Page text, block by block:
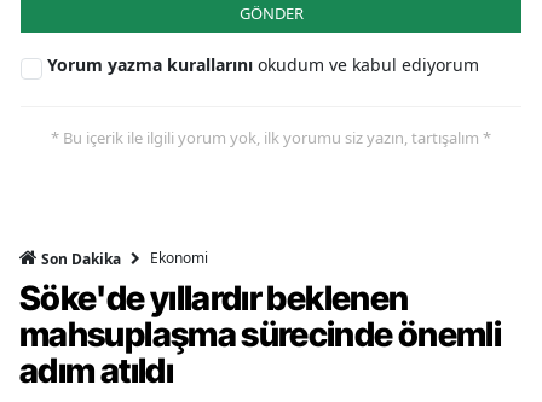
GÖNDER
Yorum yazma kurallarını okudum ve kabul ediyorum
* Bu içerik ile ilgili yorum yok, ilk yorumu siz yazın, tartışalım *
Son Dakika Ekonomi
Söke'de yıllardır beklenen
mahsuplaşma sürecinde önemli
adım atıldı